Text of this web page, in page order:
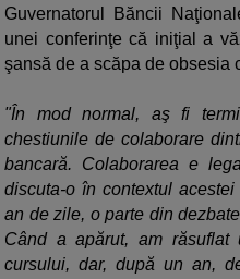
Guvernatorul Băncii
unei conferinţe că iniţial a
şansă de a scăpa de obsesia
"În mod normal, aş fi
chestiunile de colaborare
bancară. Colaborarea e
discuta-o în contextul
an de zile, o parte din
Când a apărut, am răsuflat
cursului, dar, după un an,